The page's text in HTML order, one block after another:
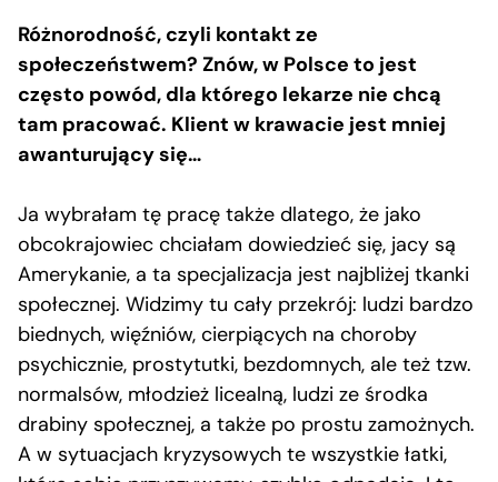
Różnorodność, czyli kontakt ze
społeczeństwem? Znów, w Polsce to jest
często powód, dla którego lekarze nie chcą
tam pracować. Klient w krawacie jest mniej
awanturujący się…
Ja wybrałam tę pracę także dlatego, że jako
obcokrajowiec chciałam dowiedzieć się, jacy są
Amerykanie, a ta specjalizacja jest najbliżej tkanki
społecznej. Widzimy tu cały przekrój: ludzi bardzo
biednych, więźniów, cierpiących na choroby
psychicznie, prostytutki, bezdomnych, ale też tzw.
normalsów, młodzież licealną, ludzi ze środka
drabiny społecznej, a także po prostu zamożnych.
A w sytuacjach kryzysowych te wszystkie łatki,